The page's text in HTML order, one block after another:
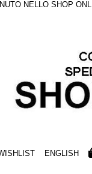
NELLO SHOP
ENGLISH